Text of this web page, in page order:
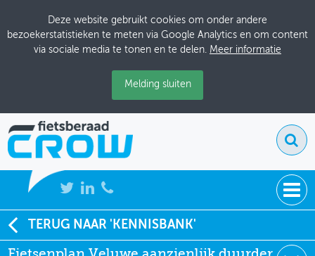
Deze website gebruikt cookies om onder andere
bezoekerstatistieken te meten via Google Analytics en om content
via sociale media te tonen en te delen. Meer informatie
Melding sluiten
NIEUWS
TERUG NAAR 'KENNISBANK'
Soort:
Nieuws Fietsberaad